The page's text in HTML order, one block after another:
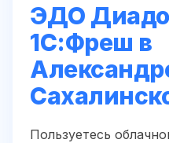
ЭДО
1С:Фреш в
Пользуетесь